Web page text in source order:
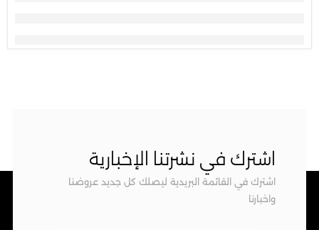
اشترك في نشرتنا الإخبارية
اشترك في القائمة البريدية ليصلك كل جديد عروضنا
واخبارنا